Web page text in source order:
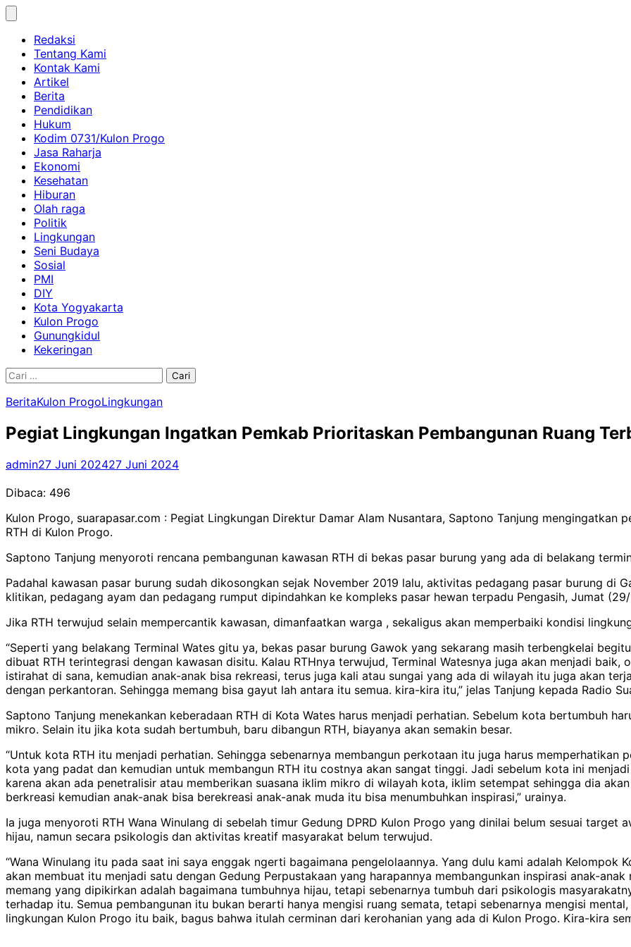
Skip
contentRedaksi
Tentang Kami
Kontak Kami
Artikel
Berita
Pendidikan
Hukum
Kodim 0731/Kulon Progo
Jasa Raharja
Ekonomi
Kesehatan
Hiburan
Olah raga
Politik
Lingkungan
Seni Budaya
Sosial
PMI
DIY
Kota Yogyakarta
Kulon Progo
Gunungkidul
Kekeringan
Cari
BeritaKulon ProgoLingkungan
Pegiat Lingkungan Ingatkan Pemkab Prioritaskan Pembangunan Ruang
admin27 Juni 202427 Juni 2024
Dibaca: 496
Kulon Progo, suarapasar.com : Pegiat Lingkungan Direktur Damar Alam Nusantara, Saptono Tanjung mengingatkan
RTH di Kulon Progo.
Saptono Tanjung menyoroti rencana pembangunan kawasan RTH di bekas pasar burung yang ada di belakang
Padahal kawasan pasar burung sudah dikosongkan sejak November 2019 lalu, aktivitas pedagang pasar burung di
klitikan, pedagang ayam dan pedagang rumput dipindahkan ke kompleks pasar hewan terpadu Pengasih, Jumat (29/
Jika RTH terwujud selain mempercantik kawasan, dimanfaatkan warga , sekaligus akan memperbaiki kondisi
“Seperti yang belakang Terminal Wates gitu ya, bekas pasar burung Gawok yang sekarang masih terbengkelai
dibuat RTH terintegrasi dengan kawasan disitu. Kalau RTHnya terwujud, Terminal Watesnya juga akan menjadi
istirahat di sana, kemudian anak-anak bisa rekreasi, terus juga kali atau sungai yang ada di wilayah itu juga akan
dengan perkantoran. Sehingga memang bisa gayut lah antara itu semua. kira-kira itu,” jelas Tanjung kepada Radio
Saptono Tanjung menekankan keberadaan RTH di Kota Wates harus menjadi perhatian. Sebelum kota bertumbuh
mikro. Selain itu jika kota sudah bertumbuh, baru dibangun RTH, biayanya akan semakin besar.
“Untuk kota RTH itu menjadi perhatian. Sehingga sebenarnya membangun perkotaan itu juga harus memperhatikan
kota yang padat dan kemudian untuk membangun RTH itu costnya akan sangat tinggi. Jadi sebelum kota ini
karena akan ada penetralisir atau memberikan suasana iklim mikro di wilayah kota, iklim setempat sehingga dia
berkreasi kemudian anak-anak bisa berekreasi anak-anak muda itu bisa menumbuhkan inspirasi,” urainya.
Ia juga menyoroti RTH Wana Winulang di sebelah timur Gedung DPRD Kulon Progo yang dinilai belum sesuai target
hijau, namun secara psikologis dan aktivitas kreatif masyarakat belum terwujud.
“Wana Winulang itu pada saat ini saya enggak ngerti bagaimana pengelolaannya. Yang dulu kami adalah Kelompok
akan membuat itu menjadi satu dengan Gedung Perpustakaan yang harapannya membangunkan inspirasi anak-
memang yang dipikirkan adalah bagaimana tumbuhnya hijau, tetapi sebenarnya tumbuh dari psikologis
terhadap itu. Semua pembangunan itu bukan berarti hanya mengisi ruang semata, tetapi sebenarnya mengisi
lingkungan Kulon Progo itu baik, bagus bahwa itulah cerminan dari kerohanian yang ada di Kulon Progo. Kira-kira